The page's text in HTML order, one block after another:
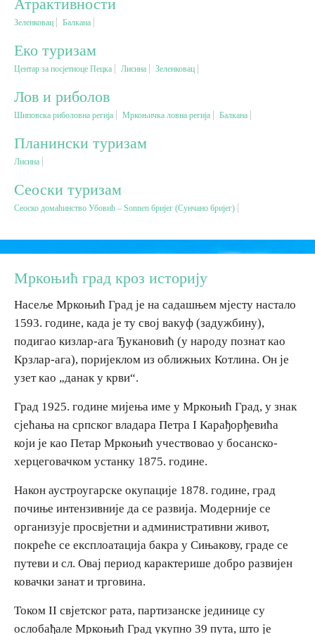
Авантура
Еко туризам
Културни туризам
Гастрономија
Сеоски туризам
Омладински туризам
Дестинације
Мапа дестинација
Манифестације
Мултимедија
Фото
Видео
Атрактивности
Зеленковац Балкана
Еко туризам
Центар за посјетиоце Пецка Лисина Зеленковац
Лов и риболов
Шиповска риболовна регија Мркоњичка ловна регија Балкана
Планински туризам
Лисина
Сеоски туризам
Сеоско домаћинство Убовић – Sonnen бријег (Сунчано бријег)
Mркоњић град кроз историју
Насеље Мркоњић Град је на садашњем мјесту настало
1593. године, када је ту свој вакуф (задужбину),
подигао кизлар-ага Ђукановић (у народу познат као
Крзлар-ага), поријеклом из оближњих Котлина. Он је
узет као „данак у крви“.
Град 1925. године мијења име у Мркоњић Град, у знак
сјећања на српског владара Петра I Карађорђевића
који је као Петар Мркоњић учествовао у босанско-
херцеговачком устанку 1875. године.
Након аустроугарске окупације 1878. године, град
почиње интензивније да се развија. Модерније се
организује просвјетни и административни живот,
покреће се експлоатација бакра у Сињакову, граде се
путеви и сл. Овај период карактерише добро развијен
ковачки занат и трговина.
Током II свјетског рата, партизанске јединице су
ослобађале Мркоњић Град укупно 39 пута, што је